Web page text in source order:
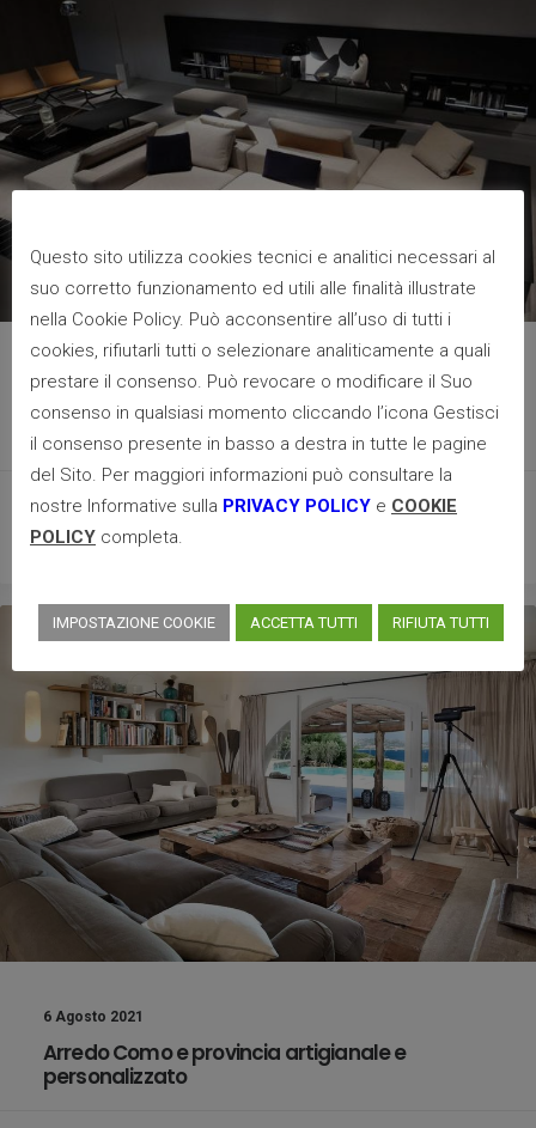
17 Settembre 2021
Divano senza schienale o senza braccioli,
soluzione pratica per il tuo salotto
by Staff Elio Frigerio
6 Agosto 2021
Arredo Como e provincia artigianale e
personalizzato
Questo sito utilizza cookies tecnici e analitici necessari al
suo corretto funzionamento ed utili alle finalità illustrate
nella Cookie Policy. Può acconsentire all’uso di tutti i
cookies, rifiutarli tutti o selezionare analiticamente a quali
prestare il consenso. Può revocare o modificare il Suo
consenso in qualsiasi momento cliccando l’icona Gestisci
il consenso presente in basso a destra in tutte le pagine
del Sito. Per maggiori informazioni può consultare la
nostre Informative sulla PRIVACY POLICY e COOKIE
POLICY completa.
IMPOSTAZIONE COOKIE ACCETTA TUTTI RIFIUTA TUTTI